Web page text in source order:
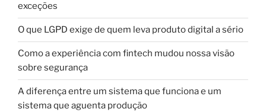
exceções
O que LGPD exige de quem leva produto digital a sério
Como a experiência com fintech mudou nossa visão
sobre segurança
A diferença entre um sistema que funciona e um
sistema que aguenta produção